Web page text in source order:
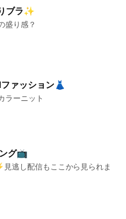
ブラ✨
盛り感？
ァッション👗
ラーニット
グ📺
見逃し配信もここから見られま